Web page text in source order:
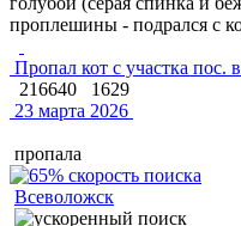
проплешины - подрался с
Пропал кот с участка пос.
216640
1629
23 марта 2026
пропала
Всеволожск